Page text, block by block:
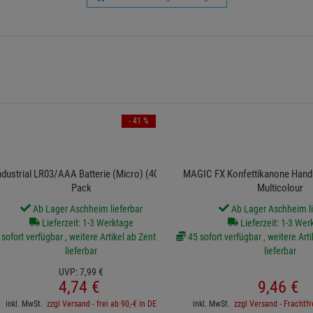
LR03/AAA Batterie (Micro) (4003) 10er
Pack
Ab Lager Aschheim lieferbar
Lieferzeit: 1-3 Werktage
verfügbar , weitere Artikel ab Zentrallager
lieferbar
UVP:7,99 €
4,74 €
inkl. MwSt. zzgl Versand - frei ab 90,-€ in DE
- 41 %
MAGIC FX Konfettikanone
Multicolour
Ab Lager Aschheim
Lieferzeit: 1-3
45 sofort verfügbar , weitere
lieferbar
9,46 €
inkl. MwSt. zzgl Versand -